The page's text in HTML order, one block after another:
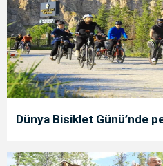
Dünya Bisiklet Günü’nde